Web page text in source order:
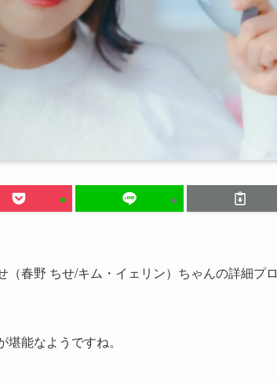
（春野 ちせ/キム・イェリン）ちゃんの詳細プロ
能なようですね。